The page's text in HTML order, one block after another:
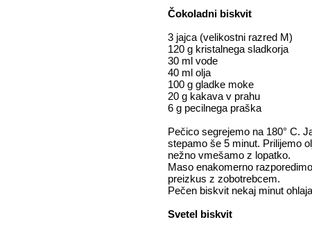
Čokoladni biskvit
3 jajca (velikostni razred M)
120 g kristalnega sladkorja
30 ml vode
40 ml olja
100 g gladke moke
20 g kakava v prahu
6 g pecilnega praška
Pečico segrejemo na 180° C.
stepamo še 5 minut. Prilijemo
nežno vmešamo z lopatko.
Maso enakomerno
preizkus z zobotrebcem.
Pečen biskvit nekaj minut
Svetel biskvit